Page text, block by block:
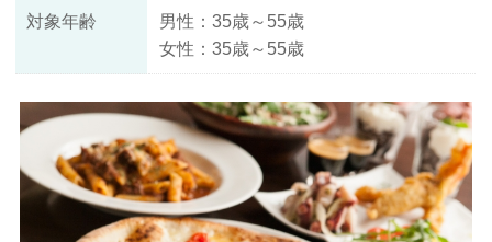
対象年齢
男性：35歳～55歳
女性：35歳～55歳